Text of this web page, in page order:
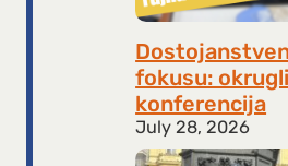
fokusu:
konferencija
July 28, 2026